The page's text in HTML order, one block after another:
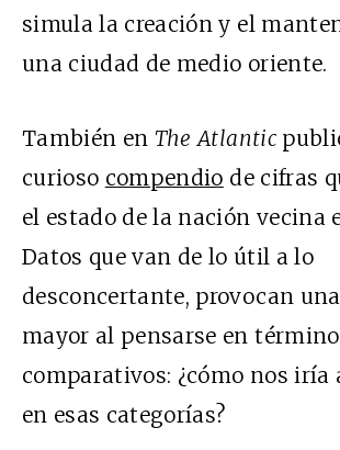
simula la creación y el
una ciudad de medio oriente.
También en The Atlantic
curioso compendio de cifras
el estado de la nación vecina
Datos que van de lo útil a lo
desconcertante, provocan
mayor al pensarse en
comparativos: ¿cómo nos iría
en esas categorías?